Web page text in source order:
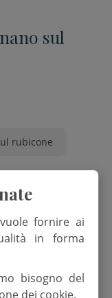
sul
rubicone
fornire ai
in forma
bisogno del
dei cookie.